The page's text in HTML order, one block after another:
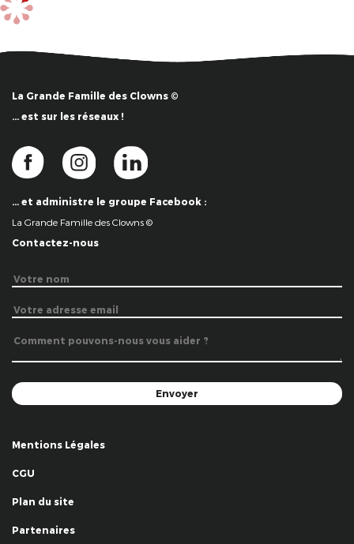
La Grande Famille des Clowns ©
… est sur les réseaux !
… et administre le groupe Facebook :
La Grande Famille des Clowns ©
Contactez-nous
Mentions Légales
CGU
Plan du site
Partenaires